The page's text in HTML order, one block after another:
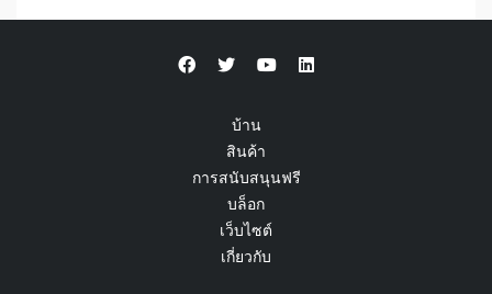
บ้าน
สินค้า
การสนับสนุนฟรี
บล็อก
เว็บไซต์
เกี่ยวกับ